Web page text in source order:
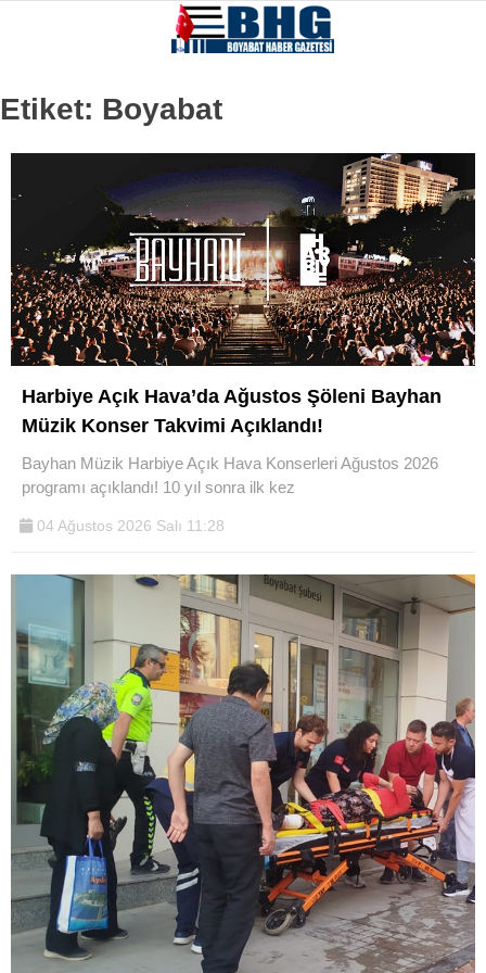
WhatsApp İhbar
Hattı
Facebook
Instagram
18°
GALERİ
GENEL
SPOR
SERVISLER
Etiket: Boyabat
Harbiye Açık Hava’da Ağustos Şöleni Bayhan
Müzik Konser Takvimi Açıklandı!
Bayhan Müzik Harbiye Açık Hava Konserleri Ağustos 2026
programı açıklandı! 10 yıl sonra ilk kez
04 Ağustos 2026 Salı 11:28